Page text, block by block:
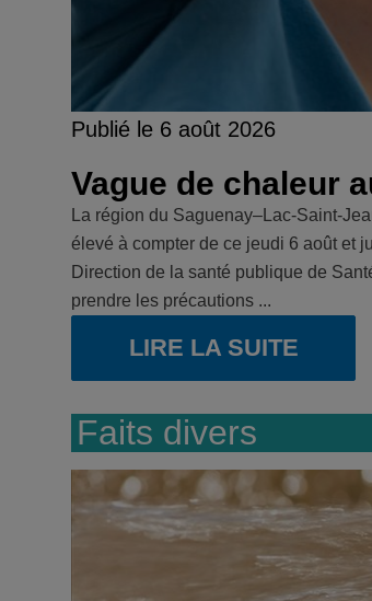
Publié le 6 août 2026
Vague de chaleur
La région du Saguenay–Lac-Saint-
élevé à compter de ce jeudi 6 août et
Direction de la santé publique de
prendre les précautions ...
LIRE LA SUITE
Faits divers